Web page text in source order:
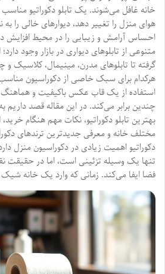
خانه غافل می‌شوند. یک تابلو دکوراتیو
هوای منزل را تغییر دهد، دیوارهای خالی را
احساس آرامش و زیبایی را در محیط افزایش
متنوعی از تابلوهای دیواری در بازار وجود
گرفته تا تابلوهای مدرن، مینیمال،
هرکدام برای سبک خاصی از دکوراسیون
استفاده از یک قاب عکس باکیفیت و هماهنگ با
چندین برابر می‌کند. در این مقاله قصد داریم
بهترین تابلو دکوراتیو، نکات مهم هنگام
مختلف خانه و معرفی جدیدترین ترندهای
دکوراتیو اهمیت زیادی در دکوراسیون منزل
تنها یک وسیله تزئینی است، اما در حقیقت
فضا ایفا می‌کند. زمانی که وارد یک خانه